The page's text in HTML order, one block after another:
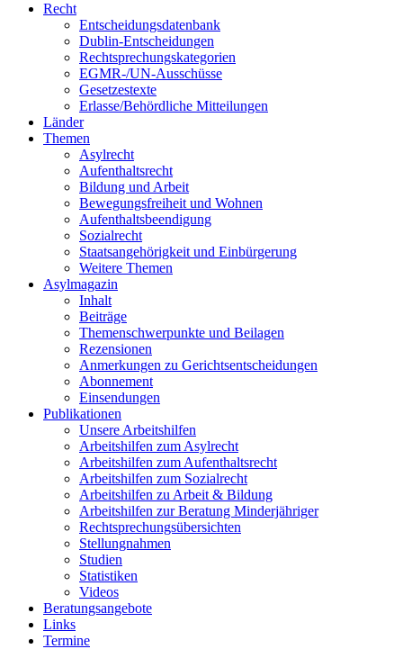
Recht
Entscheidungsdatenbank
Dublin-Entscheidungen
Rechtsprechungskategorien
EGMR-/UN-Ausschüsse
Gesetzestexte
Erlasse/Behördliche Mitteilungen
Länder
Themen
Asylrecht
Aufenthaltsrecht
Bildung und Arbeit
Bewegungsfreiheit und Wohnen
Aufenthaltsbeendigung
Sozialrecht
Staatsangehörigkeit und Einbürgerung
Weitere Themen
Asylmagazin
Inhalt
Beiträge
Themenschwerpunkte und Beilagen
Rezensionen
Anmerkungen zu Gerichtsentscheidungen
Abonnement
Einsendungen
Publikationen
Unsere Arbeitshilfen
Arbeitshilfen zum Asylrecht
Arbeitshilfen zum Aufenthaltsrecht
Arbeitshilfen zum Sozialrecht
Arbeitshilfen zu Arbeit & Bildung
Arbeitshilfen zur Beratung Minderjähriger
Rechtsprechungsübersichten
Stellungnahmen
Studien
Statistiken
Videos
Beratungsangebote
Links
Termine